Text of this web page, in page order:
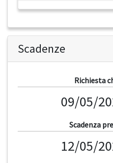
Scadenze
Richiesta
09/05/
Scadenza
12/05/